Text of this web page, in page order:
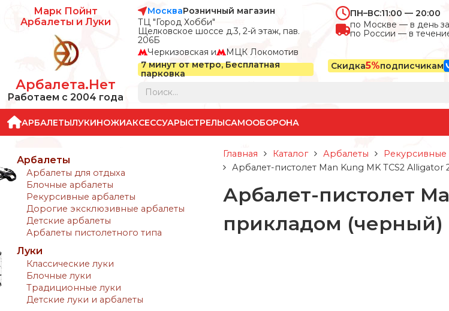
Марк Пойнт
Арбалеты и Луки
Арбалета.Нет
Работаем с 2004 года
МоскваРозничный магазин
ТЦ "Город Хобби"
Щелковское шоссе д.3, 2-й этаж, пав.
206Б
Черкизовская и
МЦК Локомотив
ПН–ВС:11:00 — 20:00
по Москве — в день
по России — в
7 минут от метро, Бесплатная
парковка
Скидка5%подписчикам
АРБАЛЕТЫЛУКИНОЖИАКСЕССУАРЫСТРЕЛЫСАМООБОРОНА
Арбалеты
Арбалеты для отдыха
Блочные арбалеты
Рекурсивные арбалеты
Дорогие эксклюзивные арбалеты
Детские арбалеты
Арбалеты пистолетного типа
Луки
Классические луки
Блочные луки
Традиционные луки
Детские луки и арбалеты
Главная Каталог Арбалеты
Рекурсивные
Арбалет-пистолет Man Kung MK TCS2
Арбалет-пистолет
прикладом (черный)